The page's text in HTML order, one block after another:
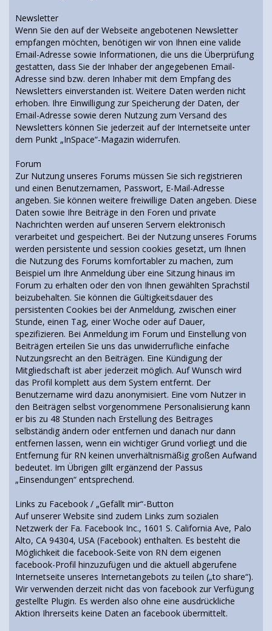
Newsletter
Wenn Sie den auf der Webseite angebotenen Newsletter
empfangen möchten, benötigen wir von Ihnen eine valide
Email-Adresse sowie Informationen, die uns die Überprüfung
gestatten, dass Sie der Inhaber der angegebenen Email-
Adresse sind bzw. deren Inhaber mit dem Empfang des
Newsletters einverstanden ist. Weitere Daten werden nicht
erhoben. Ihre Einwilligung zur Speicherung der Daten, der
Email-Adresse sowie deren Nutzung zum Versand des
Newsletters können Sie jederzeit auf der Internetseite unter
dem Punkt „InSpace“-Magazin widerrufen.
Forum
Zur Nutzung unseres Forums müssen Sie sich registrieren
und einen Benutzernamen, Passwort, E-Mail-Adresse
angeben. Sie können weitere freiwillige Daten angeben. Diese
Daten sowie Ihre Beiträge in den Foren und private
Nachrichten werden auf unseren Servern elektronisch
verarbeitet und gespeichert. Bei der Nutzung unseres Forums
werden persistente und session cookies gesetzt, um Ihnen
die Nutzung des Forums komfortabler zu machen, zum
Beispiel um Ihre Anmeldung über eine Sitzung hinaus im
Forum zu erhalten oder den von Ihnen gewählten Sprachstil
beizubehalten. Sie können die Gültigkeitsdauer des
persistenten Cookies bei der Anmeldung, zwischen einer
Stunde, einen Tag, einer Woche oder auf Dauer,
spezifizieren. Bei Anmeldung im Forum und Einstellung von
Beiträgen erteilen Sie uns das unwiderrufliche einfache
Nutzungsrecht an den Beiträgen. Eine Kündigung der
Mitgliedschaft ist aber jederzeit möglich. Auf Wunsch wird
das Profil komplett aus dem System entfernt. Der
Benutzername wird dazu anonymisiert. Eine vom Nutzer in
den Beiträgen selbst vorgenommene Personalisierung kann
er bis zu 48 Stunden nach Erstellung des Beitrages
selbständig ändern oder entfernen und danach nur dann
entfernen lassen, wenn ein wichtiger Grund vorliegt und die
Entfernung für RN keinen unverhältnismäßig großen Aufwand
bedeutet. Im Übrigen gillt ergänzend der Passus
„Einsendungen“ entsprechend.
Links zu Facebook / „Gefällt mir“-Button
Auf unserer Website sind zudem Links zum sozialen
Netzwerk der Fa. Facebook Inc., 1601 S. California Ave, Palo
Alto, CA 94304, USA (Facebook) enthalten. Es besteht die
Möglichkeit die facebook-Seite von RN dem eigenen
facebook-Profil hinzuzufügen und die aktuell abgerufene
Internetseite unseres Internetangebots zu teilen („to share“).
Wir verwenden derzeit nicht das von facebook zur Verfügung
gestellte Plugin. Es werden also ohne eine ausdrückliche
Aktion Ihrerseits keine Daten an facebook übermittelt.